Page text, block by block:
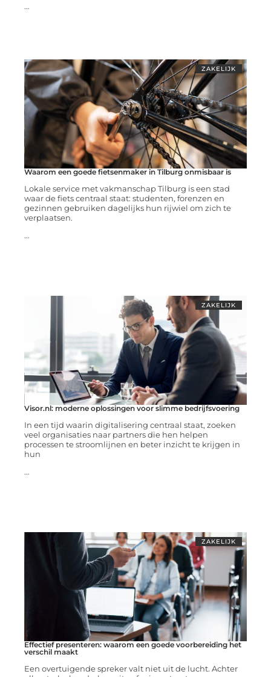
...
ZAKELIJK
Waarom een goede fietsenmaker in Tilburg onmisbaar is
Lokale service met vakmanschap Tilburg is een stad
waar de fiets centraal staat: studenten, forenzen en
gezinnen gebruiken dagelijks hun rijwiel om zich te
verplaatsen.
...
ZAKELIJK
Visor.nl: moderne oplossingen voor slimme bedrijfsvoering
In een tijd waarin digitalisering centraal staat, zoeken
veel organisaties naar partners die hen helpen
processen te stroomlijnen en beter inzicht te krijgen in
hun
...
ZAKELIJK
Effectief presenteren: waarom een goede voorbereiding het
verschil maakt
Een overtuigende spreker valt niet uit de lucht. Achter